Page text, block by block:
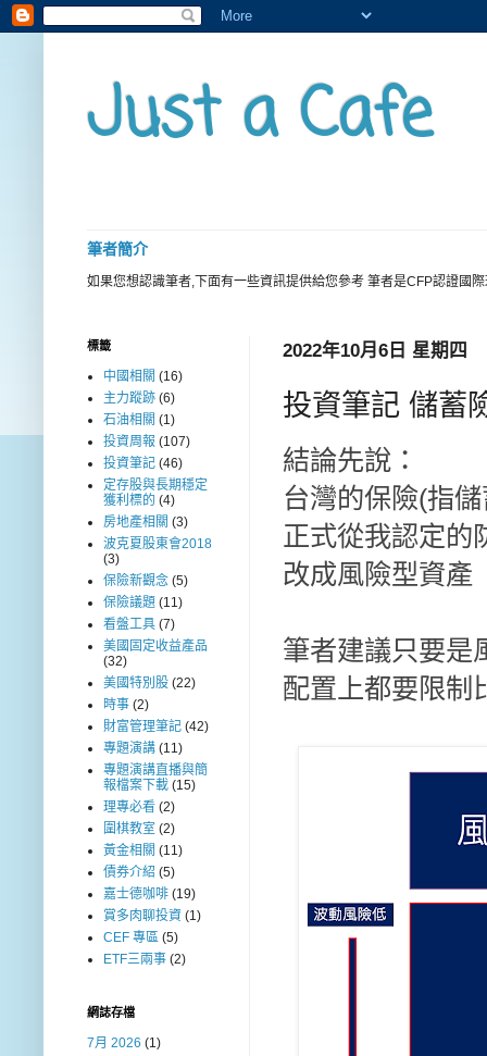
Just a Cafe
筆者簡介
如果您想認識筆者,下面有一些資訊提供給您參考 筆者是CFP認證國
2022年10月6日 星期四
投資筆記 儲蓄
結論先說：
台灣的保險(指
正式從我認定
改成風險型資產
筆者建議只要是
配置上都要限制
標籤
中國相關 (16)
主力蹤跡 (6)
石油相關 (1)
投資周報 (107)
投資筆記 (46)
定存股與長期穩定
獲利標的 (4)
房地產相關 (3)
波克夏股東會2018
(3)
保險新觀念 (5)
保險議題 (11)
看盤工具 (7)
美國固定收益產品
(32)
美國特別股 (22)
時事 (2)
財富管理筆記 (42)
專題演講 (11)
專題演講直播與簡
報檔案下載 (15)
理專必看 (2)
圍棋教室 (2)
黃金相關 (11)
債券介紹 (5)
嘉士德咖啡 (19)
賞多肉聊投資 (1)
CEF 專區 (5)
ETF三兩事 (2)
網誌存檔
7月 2026 (1)